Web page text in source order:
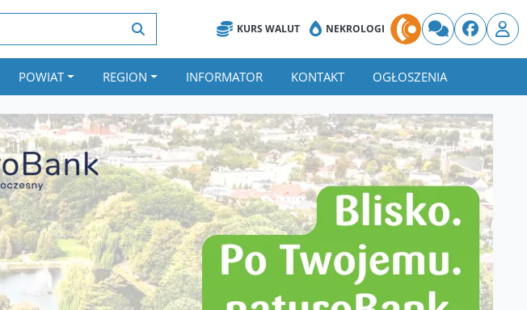
KURS WALUT NEKROLOGI
POWIAT REGION INFORMATOR KONTAKT OGŁOSZENIA